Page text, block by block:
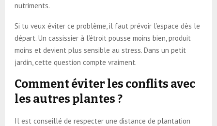
nutriments.
Si tu veux éviter ce problème, il faut prévoir l’espace dès le
départ. Un cassissier à l’étroit pousse moins bien, produit
moins et devient plus sensible au stress. Dans un petit
jardin, cette question compte vraiment.
Comment éviter les conflits avec
les autres plantes ?
Il est conseillé de respecter une distance de plantation